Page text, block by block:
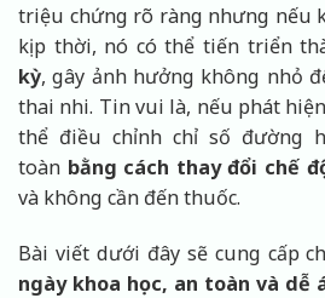
triệu chứng rõ ràng nhưng nếu
kịp thời, nó có thể tiến triển
kỳ, gây ảnh hưởng không nhỏ
thai nhi. Tin vui là, nếu phát hiện
thể điều chỉnh chỉ số đường
toàn bằng cách thay đổi chế
và không cần đến thuốc.
Bài viết dưới đây sẽ cung cấp
ngày khoa học, an toàn và dễ